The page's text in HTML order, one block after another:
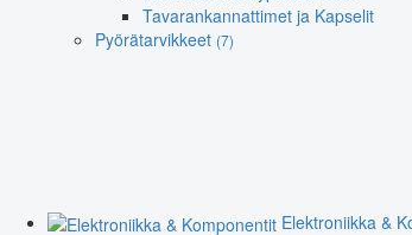
Tavarankannattimet ja Kapselit
Pyörätarvikkeet (7)
Elektroniikka &